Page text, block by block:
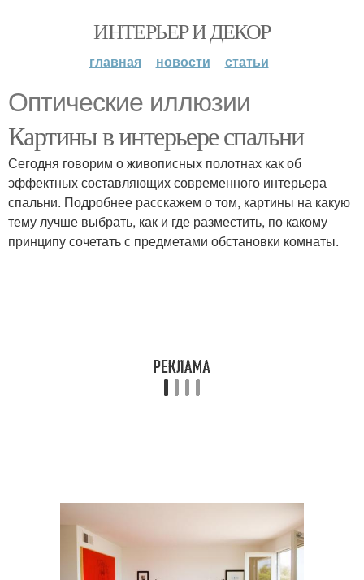
ИНТЕРЬЕР И ДЕКОР
главная новости статьи
Оптические иллюзии
Картины в интерьере спальни
Сегодня говорим о живописных полотнах как об
эффектных составляющих современного интерьера
спальни. Подробнее расскажем о том, картины на какую
тему лучше выбрать, как и где разместить, по какому
принципу сочетать с предметами обстановки комнаты.